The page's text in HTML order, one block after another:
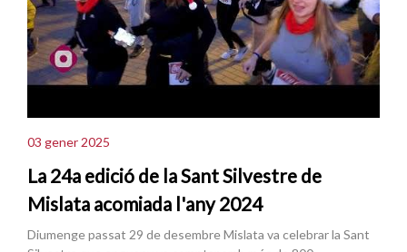
03 gener 2025
La 24a edició de la Sant Silvestre de
Mislata acomiada l'any 2024
Diumenge passat 29 de desembre Mislata va celebrar la Sant